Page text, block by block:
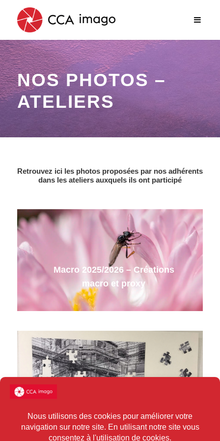
NOS PHOTOS –
ATELIERS
Retrouvez ici les photos proposées par nos adhérents
dans les ateliers auxquels ils ont participé
Macro 2025/2026 – Créations
macro et proxy
Groupe N&B 2025/2026 – Photo